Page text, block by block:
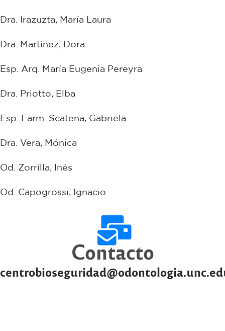
Dra. Irazuzta, María Laura
Dra. Martínez, Dora
Esp. Arq. María Eugenia Pereyra
Dra. Priotto, Elba
Esp. Farm. Scatena, Gabriela
Dra. Vera, Mónica
Od. Zorrilla, Inés
Od. Capogrossi, Ignacio
Contacto